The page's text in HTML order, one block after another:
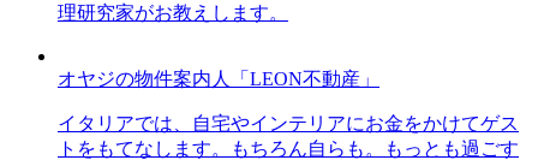
理研究家がお教えします。
オヤジの物件案内人「LEON不動産」
イタリアでは、自宅やインテリアにお金をかけてゲス
トをもてなします。もちろん自らも。もっとも過ごす